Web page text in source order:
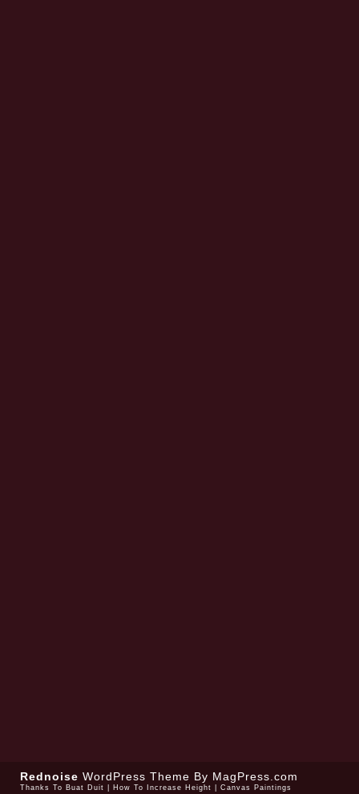
Rednoise WordPress Theme By MagPress.com
Thanks To Buat Duit How To Increase Height Canvas Paintings